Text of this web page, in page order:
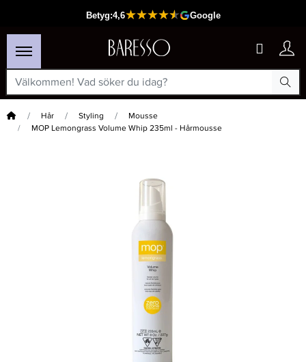
Hem Hår Styling
Mousse
MOP Lemongrass Volume Whip 235ml - Hårmousse
MOP Mixed Greens Moisture Shampoo 250ml - Schampo
289 kr 245,65 kr